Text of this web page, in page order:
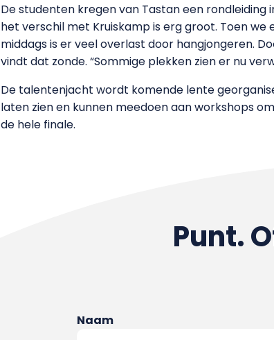
De studenten kregen van Tastan een rondleiding
het verschil met Kruiskamp is erg groot. Toen
middags is er veel overlast door hangjongeren.
vindt dat zonde. “Sommige plekken zien er nu
De talentenjacht wordt komende lente
laten zien en kunnen meedoen aan workshops
de hele finale.
Punt.
Naam